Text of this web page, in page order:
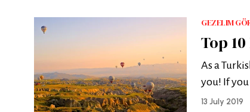
GEZELIM
Top
As a
you! If
13 July 2019